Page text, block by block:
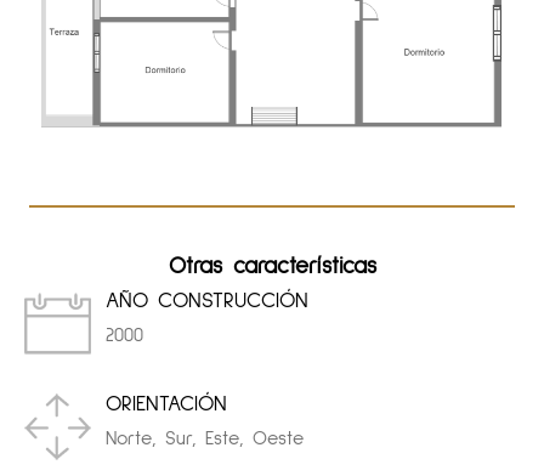
Otras características
AÑO CONSTRUCCIÓN
2000
ORIENTACIÓN
Norte, Sur, Este, Oeste